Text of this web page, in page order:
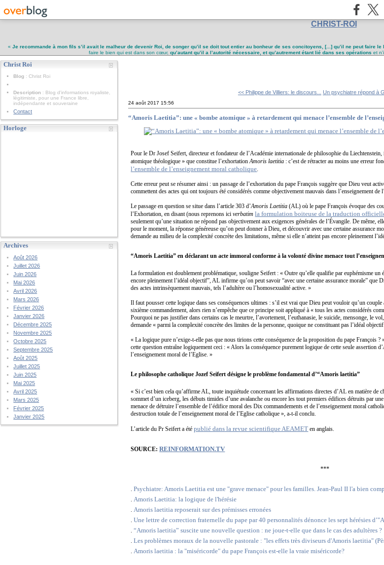
CHRIST-ROI
« Je recommande à mon fils s’il avait le malheur de devenir Roi, de songer qu’il se doit tout entier au bonheur de ses concitoyens, [...] qu’il ne peut faire
faire le bien qui est dans son cœur, qu’autant qu’il a l’autorité nécessaire, et qu’autrement étant lié dans ses opérations et
Christ Roi
Blog : Christ Roi
Description : Blog d'informations royaliste,
légitimiste, pour une France libre,
indépendante et souveraine
Contact
Horloge
Archives
Août 2026
Juillet 2026
Juin 2026
Mai 2026
Avril 2026
Mars 2026
Février 2026
Janvier 2026
Décembre 2025
Novembre 2025
Octobre 2025
Septembre 2025
Août 2025
Juillet 2025
Juin 2025
Mai 2025
Avril 2025
Mars 2025
Février 2025
Janvier 2025
<< Philippe de Villiers: le discours... Un psychiatre répond à
24 août 2017 15:56
“Amoris Laetitia”: une « bombe atomique » à retardement qui menace l’ensemble de
Pour le Dr Josef Seifert, directeur et fondateur de l’Académie internationale de philosophie du Liechtenstein,
atomique théologique » que constitue l’exhortationAmoris laetitia : c’est de rétracter au moins une erreur
l’ensemble de l’enseignement moral catholique
Cette erreur peut se résumer ainsi : un passage de l’exhortation du pape François suggère que Dieu veut
commettent des actes qui ont toujours été considérés comme objectivement mauvais dans l’enseignement de
Le passage en question se situe dans l’article 303 d’Amoris Laetitia(AL) où le pape François évoque des
l’Exhortation, en disant (nous reprenons iciverbatim la formulation boiteuse de la traduction
seulement qu’une situation ne répond pas objectivement aux exigences générales de l’Évangile. De même,
pour le moment, la réponse généreuse qu’on peut donner à Dieu, et découvrir avec une certaine assurance
demande au milieu de la complexité concrète des limitations, même si elle n’atteint pas encore pleinement
“Amoris Laetitia” en déclarant un acte immoral conforme à la volonté divine menace tout
La formulation est doublement problématique, souligne Seifert : « Outre qu’elle qualifie par euphémisme un
encore pleinement l’idéal objectif”, AL infirme qu’on peut savoir “avec une certaine assurance morale” que
des actes intrinsèquement mauvais, tels l’adultère ou l’homosexualité active. »
Il faut pousser cette logique dans ses conséquences ultimes : s’il est vrai que Dieu peut vouloir qu’un
sixième commandement, alors rien n’empêche que ce principe soit appliqué à « tous les actes considérés
Pourquoi ne pas justifier dans certains cas le meurtre, l’avortement, l’euthanasie, le suicide, mensonge, le
demande « parmi la complexité concrète des limites de la personne, quoique ne constituant pas l’idéal
« La logique pure n’exige-t-elle pas que nous tirions cette conséquence de la proposition du pape François
cette question entraîne logiquement ceci : « Alors la conséquence purement logique de cette seule assertion d’
l’enseignement moral de l’Eglise. »
Le philosophe catholique Jozef Seifert désigne le problème fondamental d’“Amoris laetitia”
« Si c’est bien cela qu’affirme AL, toute inquiétude concernant les affirmations directes d’AL en matière de
sommet d’un iceberg, les débuts timides d’une avalanche ou encore les tout premiers édifices détruits par
menace de détruire l’ensemble de l’édifice moral des Dix commandements et de l’enseignement moral
destruction totale de l’enseignement moral de l’Eglise catholique », a-t-il conclu.
L’article du Pr Seifert a étépublié dans la revue scientifique AEAMET en anglais.
SOURCE:REINFORMATION.TV
***
.Psychiatre: Amoris Laetitia est une "grave menace" pour les familles. Jean-Paul II l'a bien
Amoris Laetitia: la logique de l'hérésie
Amoris laetitia reposerait sur des prémisses erronées
.Une lettre de correction fraternelle du pape par 40 personnalités dénonce les sept hérésies
.“Amoris laetitia” suscite une nouvelle question : ne joue-t-elle que dans le cas des adultères ?
.Les problèmes moraux de la nouvelle pastorale : "les effets très diviseurs d'Amoris laetitia"
Amoris laetitia : la "miséricorde" du pape François est-elle la vraie miséricorde?